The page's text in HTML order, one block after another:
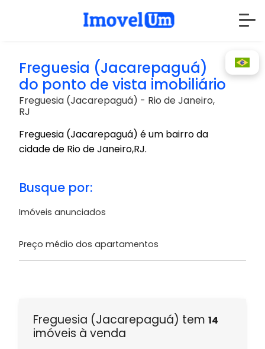
Freguesia (Jacarepaguá)
do ponto de vista imobiliário
Freguesia (Jacarepaguá) - Rio de Janeiro,
RJ
Freguesia (Jacarepaguá) é um bairro da
cidade de Rio de Janeiro,RJ.
Busque por:
Imóveis anunciados
Preço médio dos apartamentos
Freguesia (Jacarepaguá) tem 14
imóveis à venda